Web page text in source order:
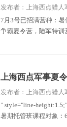
发布者：上海西点猎人
7月3号已招满营种：
争霸夏令营，陆军特训
上海西点军事夏
发布者：上海西点猎人
" style="line-
暑期托管班课程对象：